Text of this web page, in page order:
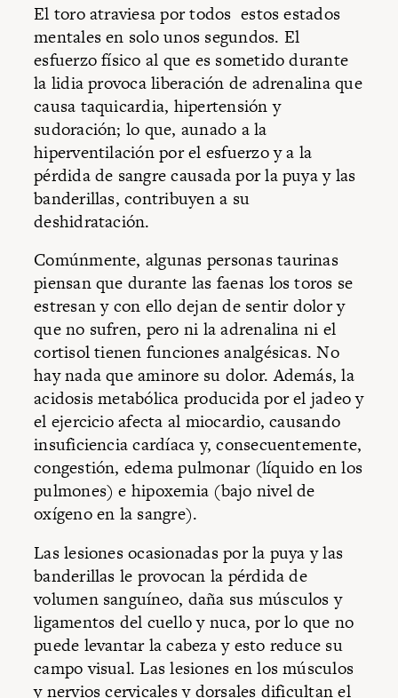
El toro atraviesa por todos estos estados
mentales en solo unos segundos. El
esfuerzo físico al que es sometido durante
la lidia provoca liberación de adrenalina que
causa taquicardia, hipertensión y
sudoración; lo que, aunado a la
hiperventilación por el esfuerzo y a la
pérdida de sangre causada por la puya y las
banderillas, contribuyen a su
deshidratación.
Comúnmente, algunas personas taurinas
piensan que durante las faenas los toros se
estresan y con ello dejan de sentir dolor y
que no sufren, pero ni la adrenalina ni el
cortisol tienen funciones analgésicas. No
hay nada que aminore su dolor. Además, la
acidosis metabólica producida por el jadeo y
el ejercicio afecta al miocardio, causando
insuficiencia cardíaca y, consecuentemente,
congestión, edema pulmonar (líquido en los
pulmones) e hipoxemia (bajo nivel de
oxígeno en la sangre).
Las lesiones ocasionadas por la puya y las
banderillas le provocan la pérdida de
volumen sanguíneo, daña sus músculos y
ligamentos del cuello y nuca, por lo que no
puede levantar la cabeza y esto reduce su
campo visual. Las lesiones en los músculos
y nervios cervicales y dorsales dificultan el